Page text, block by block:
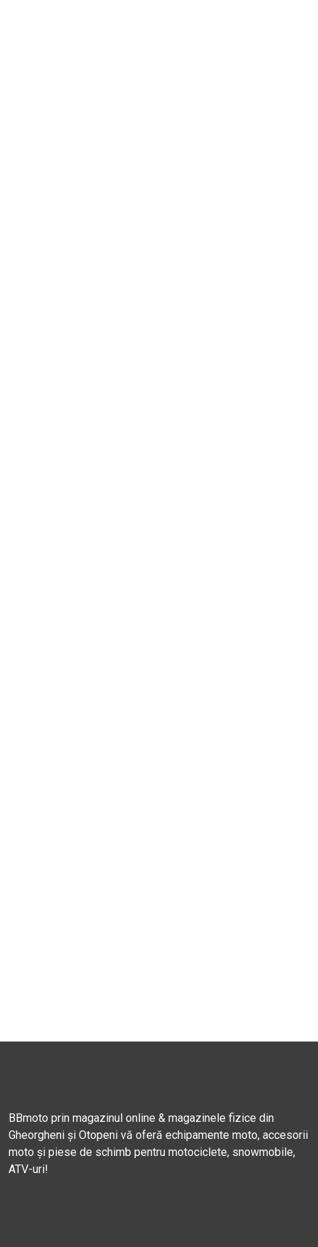
BBmoto prin magazinul online & magazinele fizice din
Gheorgheni și Otopeni vă oferă echipamente moto, accesorii
moto și piese de schimb pentru motociclete, snowmobile,
ATV-uri!